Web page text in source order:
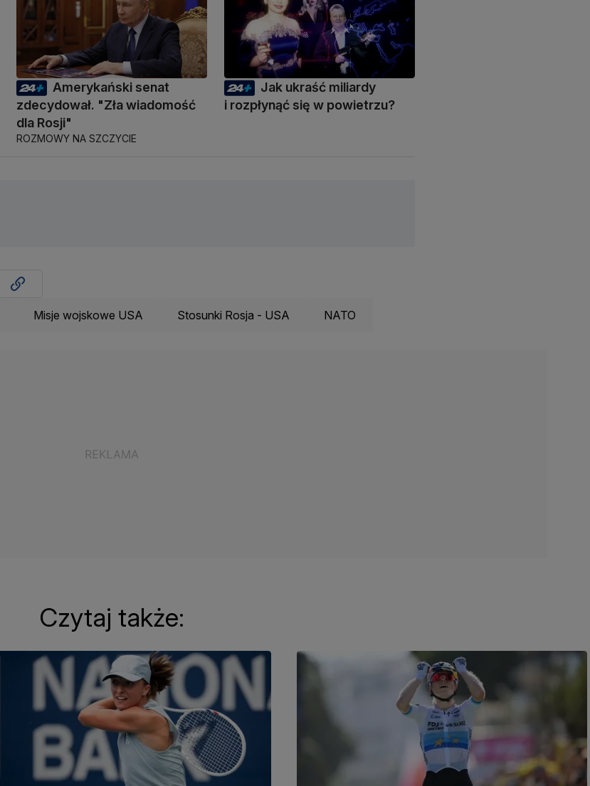
Amerykański senat
zdecydował. "Zła wiadomość
dla Rosji"
ROZMOWY NA SZCZYCIE
Jak ukraść miliardy
i rozpłynąć się w powietrzu?
Misje wojskowe USA Stosunki Rosja - USA NATO
Czytaj także: